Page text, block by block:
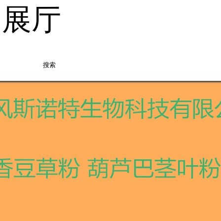
厅
搜索